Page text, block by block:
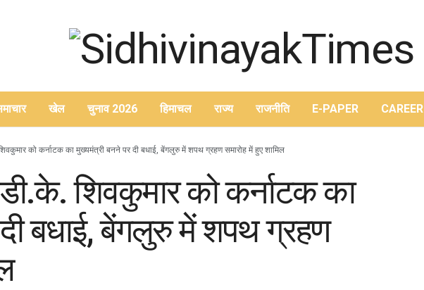
खेल चुनाव 2026 हिमाचल राज्य राजनीति E-PAPER CAREER
को कर्नाटक का मुख्यमंत्री बनने पर दी बधाई, बेंगलुरु में शपथ ग्रहण समारोह में हुए शामिल
शिवकुमार को कर्नाटक का
बधाई, बेंगलुरु में शपथ ग्रहण